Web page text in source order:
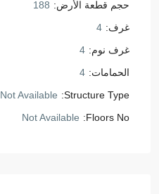
حجم قطعة الأرض: 188
غرف: 4
غرف نوم: 4
الحمامات: 4
Structure Type:
Not Available
Floors No:
Not Available